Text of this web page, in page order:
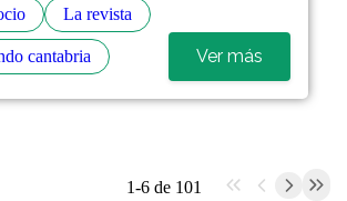
La revista
cantabria Ver más
1-6 de 101